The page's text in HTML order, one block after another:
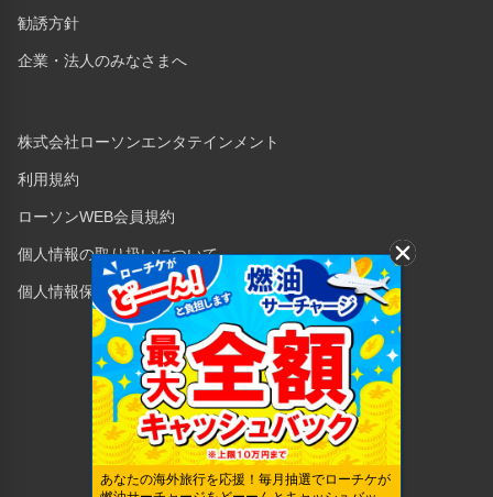
勧誘方針
企業・法人のみなさまへ
株式会社ローソンエンタテインメント
利用規約
ローソンWEB会員規約
個人情報の取り扱いについて
個人情報保護方針
Copyright © 1998 Lawson Entertainment, Inc.
あなたの海外旅行を応援！毎月抽選でローチケが